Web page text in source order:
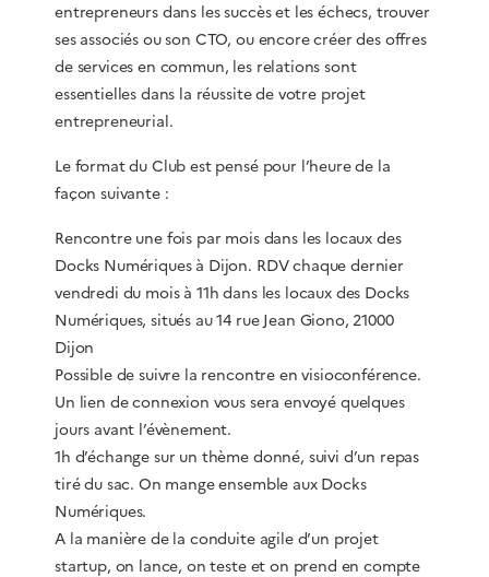
entrepreneurs dans les succès et les échecs, trouver
ses associés ou son CTO, ou encore créer des offres
de services en commun, les relations sont
essentielles dans la réussite de votre projet
entrepreneurial.
Le format du Club est pensé pour l’heure de la
façon suivante :
Rencontre une fois par mois dans les locaux des
Docks Numériques à Dijon. RDV chaque dernier
vendredi du mois à 11h dans les locaux des Docks
Numériques, situés au 14 rue Jean Giono, 21000
Dijon
Possible de suivre la rencontre en visioconférence.
Un lien de connexion vous sera envoyé quelques
jours avant l’évènement.
1h d’échange sur un thème donné, suivi d’un repas
tiré du sac. On mange ensemble aux Docks
Numériques.
A la manière de la conduite agile d’un projet
startup, on lance, on teste et on prend en compte